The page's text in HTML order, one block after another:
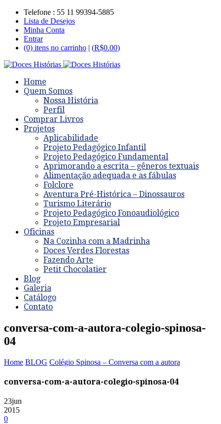
Telefone : 55 11 99394-5885
Lista de Desejos
Minha Conta
Entrar
(0) itens no carrinho | (R$0.00)
Home
Quem Somos
Nossa História
Perfil
Comprar Livros
Projetos
Aplicabilidade
Projeto Pedagógico Infantil
Projeto Pedagógico Fundamental
Aprimorando a escrita – gêneros textuais
Alimentação adequada e as fábulas
Folclore
Aventura Pré-Histórica – Dinossauros
Turismo Literário
Projeto Pedagógico Fonoaudiológico
Projeto Empresarial
Oficinas
Na Cozinha com a Madrinha
Doces Verdes Florestas
Fazendo Arte
Petit Chocolatier
Blog
Galeria
Catálogo
Contato
conversa-com-a-autora-colegio-spinosa-
04
Home BLOG Colégio Spinosa – Conversa com a autora
conversa-com-a-autora-colegio-spinosa-04
23jun
2015
0